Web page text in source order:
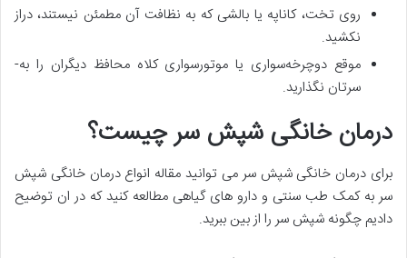
روی تخت، کاناپه یا بالشی که به نظافت آن مطمئن نیستند، دراز
نکشید.
موقع دوچرخه­‌سواری یا موتورسواری کلاه محافظ دیگران را به­
سرتان نگذارید.
درمان خانگی شپش سر چیست؟
برای درمان خانگی شپش سر می توانید مقاله انواع درمان خانگی شپش
سر به کمک طب سنتی و دارو های گیاهی مطالعه کنید که در ان توضیح
دادیم چگونه شپش سر را از بین ببرید.